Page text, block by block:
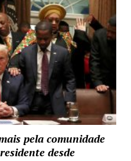
pela comunidade
desde